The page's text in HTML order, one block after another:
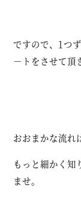
ですので、1つ
－トをさせて頂
おおまかな流れ
もっと細かく
ませ。